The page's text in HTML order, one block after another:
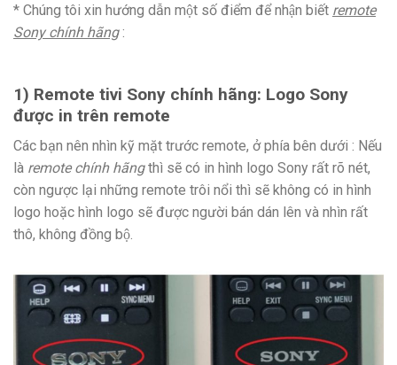
* Chúng tôi xin hướng dẫn một số điểm để nhận biết remote
Sony chính hãng:
1) Remote tivi Sony chính hãng: Logo Sony
được in trên remote
Các bạn nên nhìn kỹ mặt trước remote, ở phía bên dưới : Nếu
là remote chính hãngthì sẽ có in hình logo Sony rất rõ nét,
còn ngược lại những remote trôi nổi thì sẽ không có in hình
logo hoặc hình logo sẽ được người bán dán lên và nhìn rất
thô, không đồng bộ.